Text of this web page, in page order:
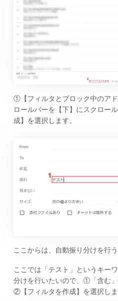
①【フィルタとブロック中のア
ロールバーを【下】にスクロー
成】を選択します。
ここからは、自動振り分けを行
ここでは「テスト」というキー
分けを行いたいので、①「含む」
②【フィルタを作成】を選択しま